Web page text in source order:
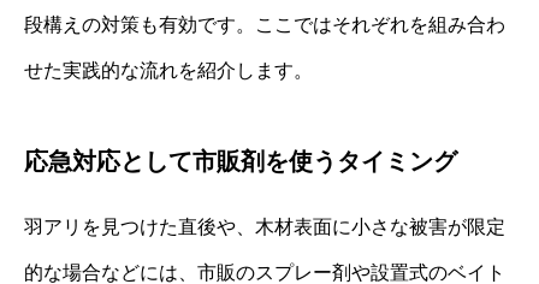
段構えの対策も有効です。ここではそれぞれを組み合わ
せた実践的な流れを紹介します。
応急対応として市販剤を使うタイミング
羽アリを見つけた直後や、木材表面に小さな被害が限定
的な場合などには、市販のスプレー剤や設置式のベイト